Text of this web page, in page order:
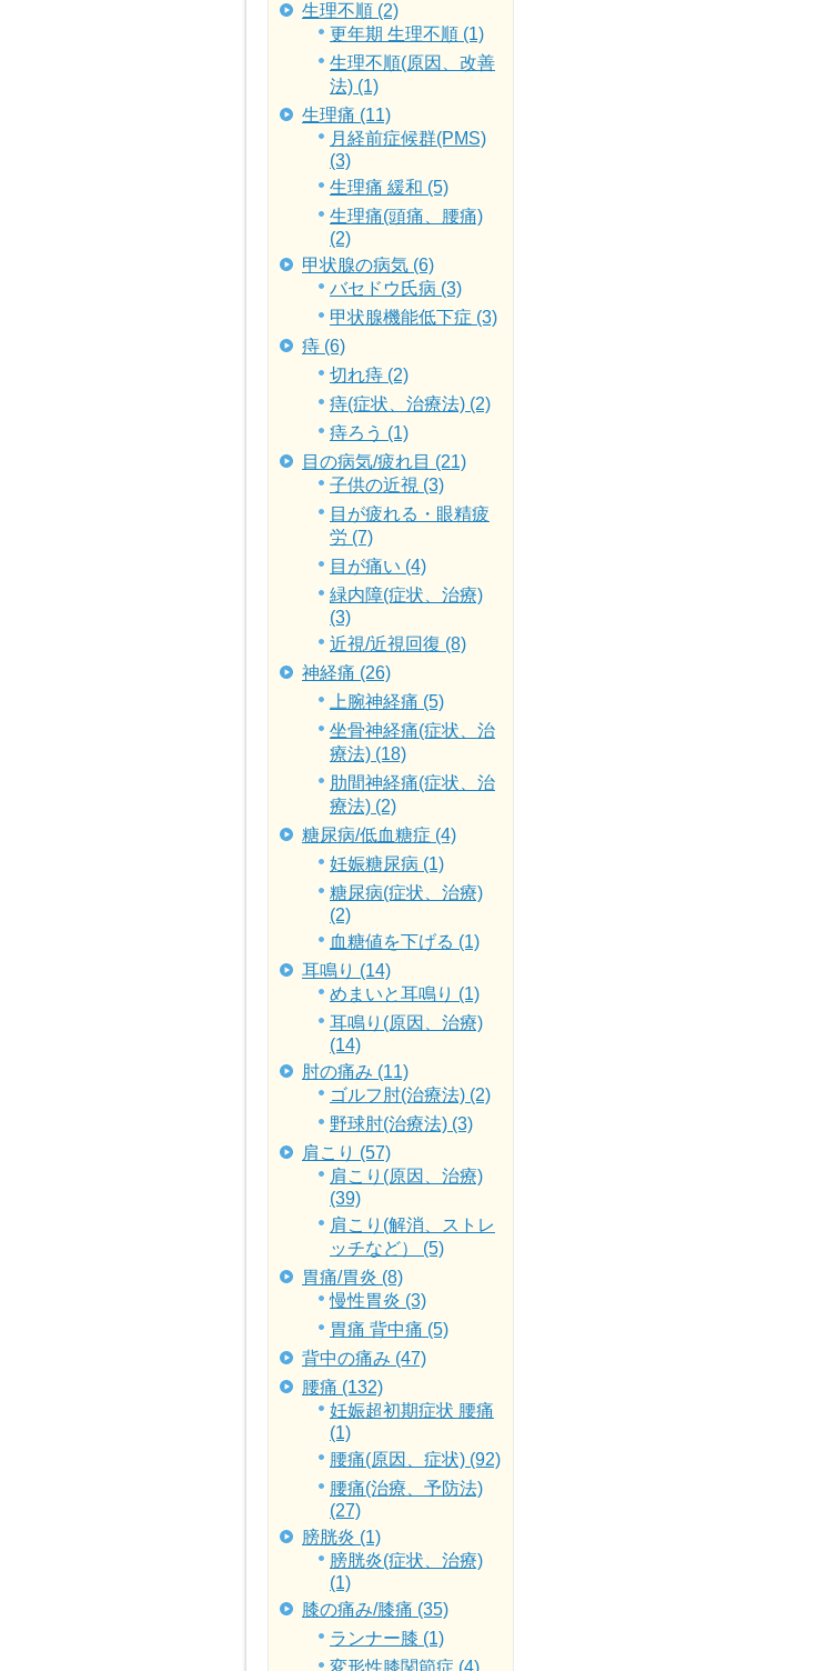
生理不順 (2)
更年期 生理不順 (1)
生理不順(原因、改善
法) (1)
生理痛 (11)
月経前症候群(PMS)
(3)
生理痛 緩和 (5)
生理痛(頭痛、腰痛)
(2)
甲状腺の病気 (6)
バセドウ氏病 (3)
甲状腺機能低下症 (3)
痔 (6)
切れ痔 (2)
痔(症状、治療法) (2)
痔ろう (1)
目の病気/疲れ目 (21)
子供の近視 (3)
目が疲れる・眼精疲
労 (7)
目が痛い (4)
緑内障(症状、治療)
(3)
近視/近視回復 (8)
神経痛 (26)
上腕神経痛 (5)
坐骨神経痛(症状、治
療法) (18)
肋間神経痛(症状、治
療法) (2)
糖尿病/低血糖症 (4)
妊娠糖尿病 (1)
糖尿病(症状、治療)
(2)
血糖値を下げる (1)
耳鳴り (14)
めまいと耳鳴り (1)
耳鳴り(原因、治療)
(14)
肘の痛み (11)
ゴルフ肘(治療法) (2)
野球肘(治療法) (3)
肩こり (57)
肩こり(原因、治療)
(39)
肩こり(解消、ストレ
ッチなど） (5)
胃痛/胃炎 (8)
慢性胃炎 (3)
胃痛 背中痛 (5)
背中の痛み (47)
腰痛 (132)
妊娠超初期症状 腰痛
(1)
腰痛(原因、症状) (92)
腰痛(治療、予防法)
(27)
膀胱炎 (1)
膀胱炎(症状、治療)
(1)
膝の痛み/膝痛 (35)
ランナー膝 (1)